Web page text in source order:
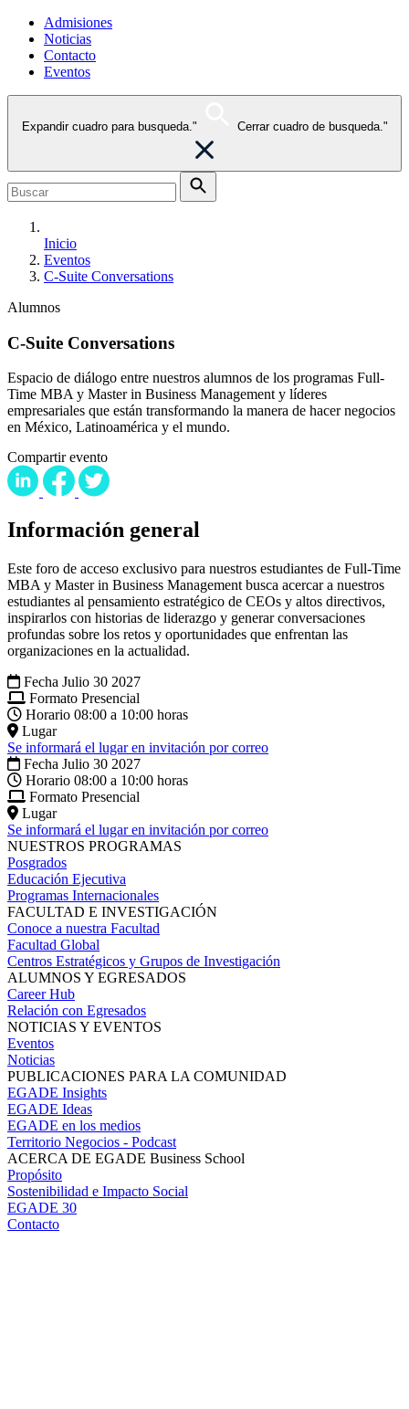
Admisiones
Noticias
Contacto
Eventos
Expandir cuadro para busqueda." Cerrar cuadro de busqueda."
Inicio
Eventos
C-Suite Conversations
Alumnos
C-Suite Conversations
Espacio de diálogo entre nuestros alumnos de los programas Full-
Time MBA y Master in Business Management y líderes
empresariales que están transformando la manera de hacer negocios
en México, Latinoamérica y el mundo.
Compartir evento
Información general
Este foro de acceso exclusivo para nuestros estudiantes de Full-Time
MBA y Master in Business Management busca acercar a nuestros
estudiantes al pensamiento estratégico de CEOs y altos directivos,
inspirarlos con historias de liderazgo y generar conversaciones
profundas sobre los retos y oportunidades que enfrentan las
organizaciones en la actualidad.
Fecha Julio 30 2027
Formato Presencial
Horario 08:00 a 10:00 horas
Lugar
Se informará el lugar en invitación por correo
Fecha Julio 30 2027
Horario 08:00 a 10:00 horas
Formato Presencial
Lugar
Se informará el lugar en invitación por correo
NUESTROS PROGRAMAS
Posgrados
Educación Ejecutiva
Programas Internacionales
FACULTAD E INVESTIGACIÓN
Conoce a nuestra Facultad
Facultad Global
Centros Estratégicos y Grupos de Investigación
ALUMNOS Y EGRESADOS
Career Hub
Relación con Egresados
NOTICIAS Y EVENTOS
Eventos
Noticias
PUBLICACIONES PARA LA COMUNIDAD
EGADE Insights
EGADE Ideas
EGADE en los medios
Territorio Negocios - Podcast
ACERCA DE EGADE Business School
Propósito
Sostenibilidad e Impacto Social
EGADE 30
Contacto